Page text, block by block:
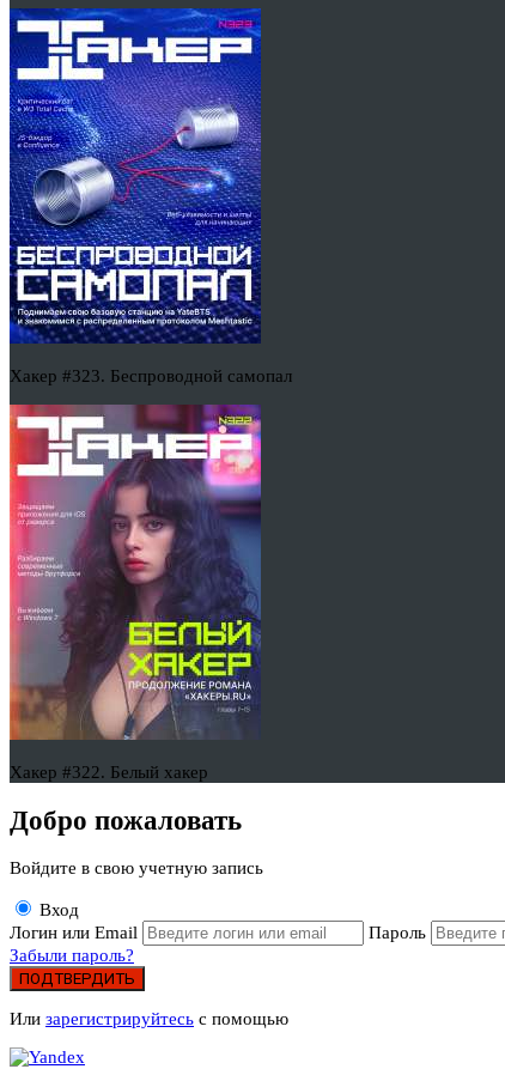
Хакер #323. Беспроводной самопал
Хакер #322. Белый хакер
Добро пожаловать
Войдите в свою учетную запись
Вход
Логин или Email
Пароль
Забыли пароль?
ПОДТВЕРДИТЬ
Или зарегистрируйтесь с помощью